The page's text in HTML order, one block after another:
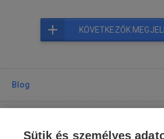
KÖVETKEZŐK
Blog
Sütik és személyes